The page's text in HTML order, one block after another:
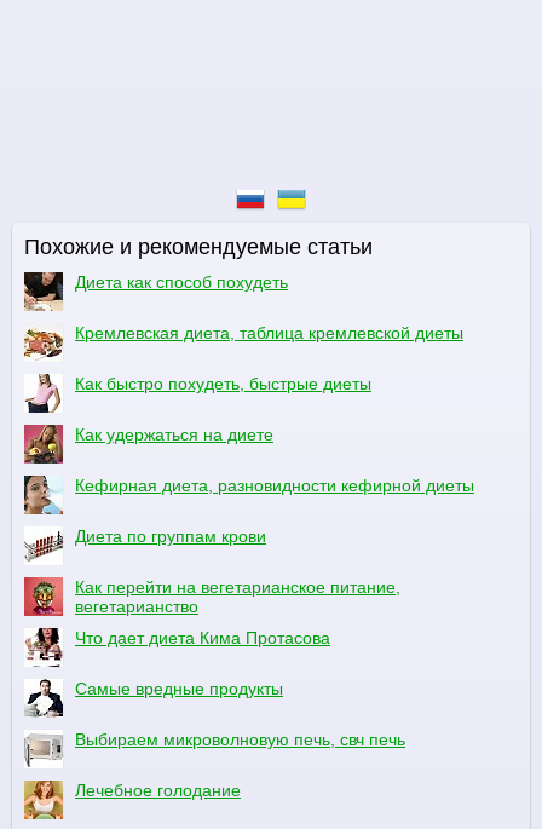
Похожие и рекомендуемые статьи
Диета как способ похудеть
Кремлевская диета, таблица кремлевской диеты
Как быстро похудеть, быстрые диеты
Как удержаться на диете
Кефирная диета, разновидности кефирной диеты
Диета по группам крови
Как перейти на вегетарианское питание,
вегетарианство
Что дает диета Кима Протасова
Самые вредные продукты
Выбираем микроволновую печь, свч печь
Лечебное голодание